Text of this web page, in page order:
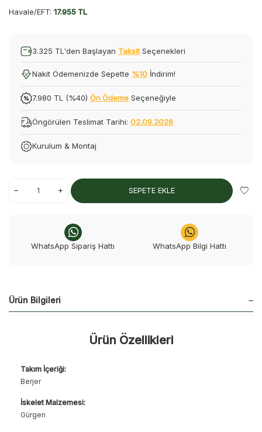
Havale/EFT: 17.955 TL
3.325 TL'den Başlayan Taksit Seçenekleri
Nakit Ödemenizde Sepette %10 İndirim!
7.980 TL (%40) Ön Ödeme Seçeneğiyle
Öngörülen Teslimat Tarihi: 02.09.2026
Kurulum & Montaj
SEPETE EKLE
WhatsApp Sipariş Hattı WhatsApp Bilgi Hattı
Ürün Bilgileri
Ürün Özellikleri
Takım İçeriği:
Berjer
İskelet Malzemesi:
Gürgen